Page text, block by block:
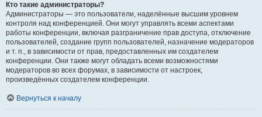
Кто такие администраторы?
Администраторы — это пользователи, наделённые высшим уровнем
контроля над конференцией. Они могут управлять всеми аспектами
работы конференции, включая разграничение прав доступа, отключение
пользователей, создание групп пользователей, назначение модераторов
и т. п., в зависимости от прав, предоставленных им создателем
конференции. Они также могут обладать всеми возможностями
модераторов во всех форумах, в зависимости от настроек,
произведённых создателем конференции.
Вернуться к началу